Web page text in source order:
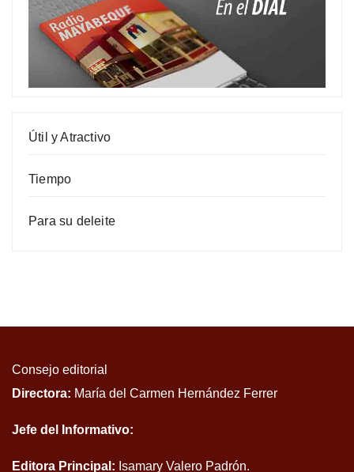
Útil y Atractivo
Tiempo
Para su deleite
Consejo editorial
Directora: María del Carmen Hernández Ferrer
Jefe del Informativo:
Editora Principal: Isamary Valero Padrón.